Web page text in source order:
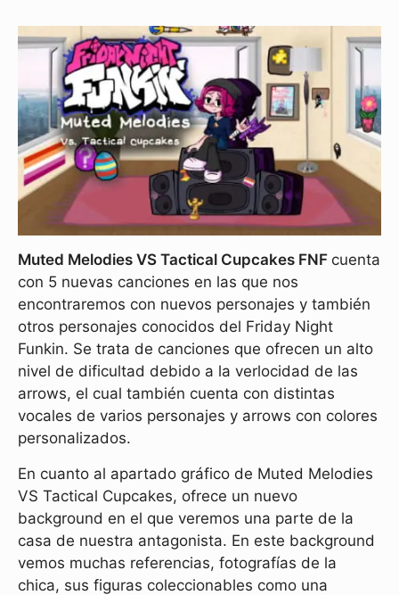
Muted Melodies VS Tactical Cupcakes FNF cuenta
con 5 nuevas canciones en las que nos
encontraremos con nuevos personajes y también
otros personajes conocidos del Friday Night
Funkin. Se trata de canciones que ofrecen un alto
nivel de dificultad debido a la verlocidad de las
arrows, el cual también cuenta con distintas
vocales de varios personajes y arrows con colores
personalizados.
En cuanto al apartado gráfico de Muted Melodies
VS Tactical Cupcakes, ofrece un nuevo
background en el que veremos una parte de la
casa de nuestra antagonista. En este background
vemos muchas referencias, fotografías de la
chica, sus figuras coleccionables como una